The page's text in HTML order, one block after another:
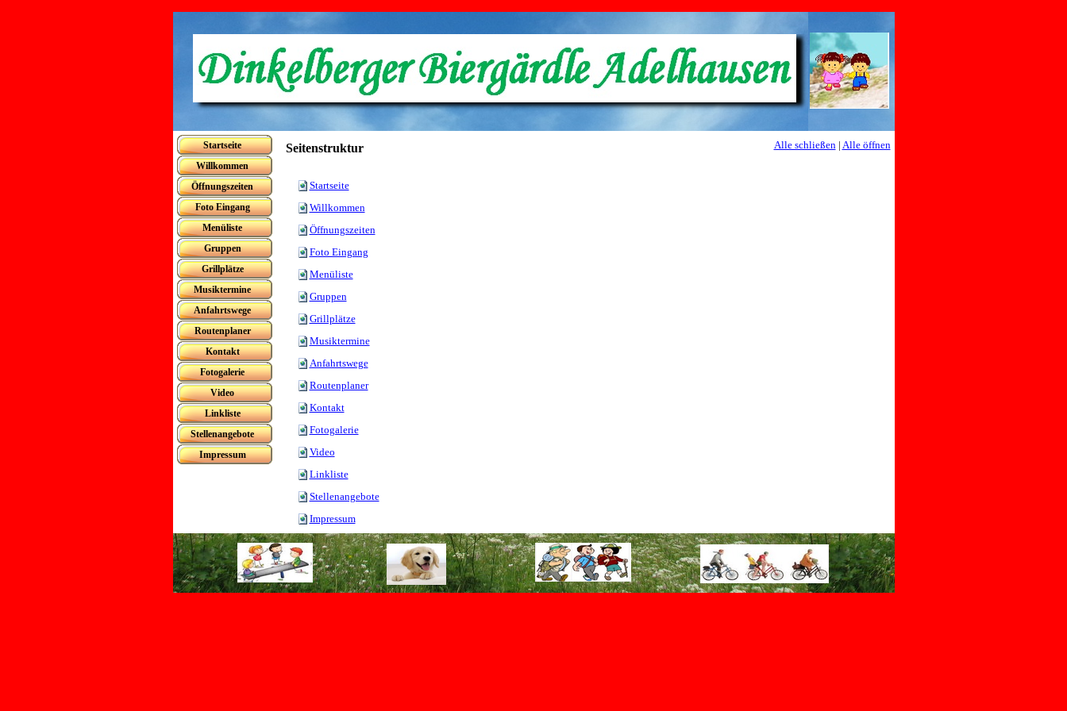
Startseite
Willkommen
Öffnungszeiten
Foto Eingang
Menüliste
Gruppen
Grillplätze
Musiktermine
Anfahrtswege
Routenplaner
Kontakt
Fotogalerie
Video
Linkliste
Stellenangebote
Impressum
Alle schließen| Alle öffnen
Seitenstruktur
Startseite
Willkommen
Öffnungszeiten
Foto Eingang
Menüliste
Gruppen
Grillplätze
Musiktermine
Anfahrtswege
Routenplaner
Kontakt
Fotogalerie
Video
Linkliste
Stellenangebote
Impressum